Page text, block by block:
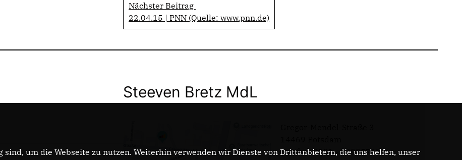
Nächster Beitrag
22.04.15 | PNN (Quelle: www.pnn.de)
Steeven Bretz MdL
Telefon: 0331 - 20085713
sind, um die Webseite zu nutzen. Weiterhin verwenden wir Dienste von Drittanbietern, die uns helfen, unser